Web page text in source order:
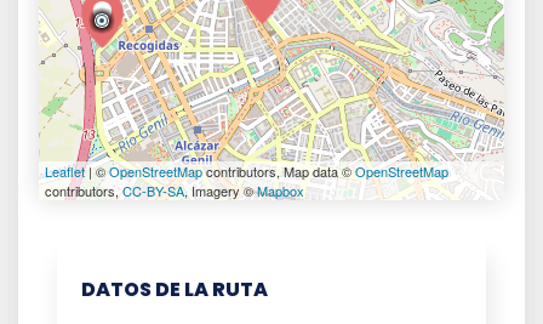
Leaflet| ©OpenStreetMapcontributors, Map data ©OpenStreetMap
contributors, CC-BY-SA, Imagery ©Mapbox
DATOS DE LA RUTA